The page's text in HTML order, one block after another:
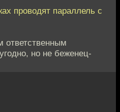
проводят параллель с
но не беженец-